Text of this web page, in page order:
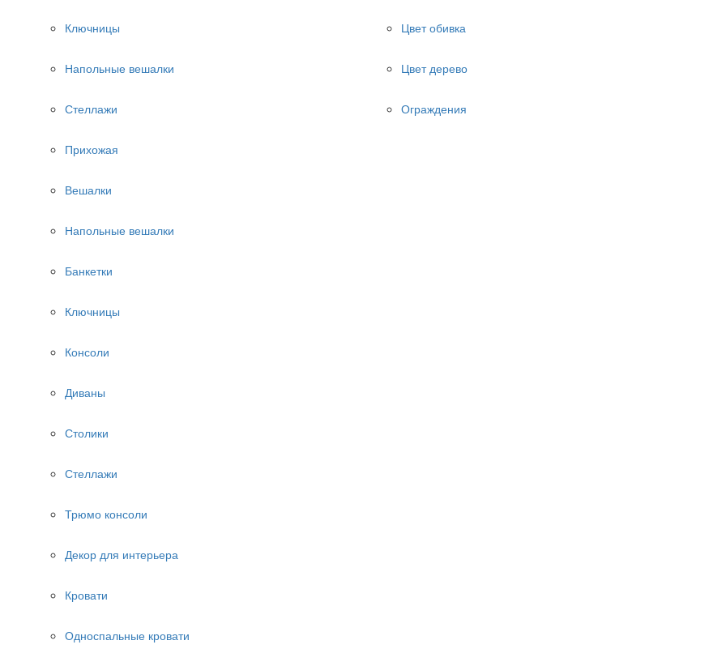
Ключницы
Напольные вешалки
Стеллажи
Цвет обивка
Цвет дерево
Ограждения
Прихожая
Вешалки
Напольные вешалки
Банкетки
Ключницы
Консоли
Диваны
Столики
Стеллажи
Трюмо консоли
Декор для интерьера
Кровати
Односпальные кровати